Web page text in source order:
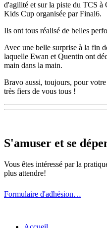
d'agilité et sur la piste du TCS à
Kids Cup organisée par Final6.
Ils ont tous réalisé de belles
Avec une belle surprise à la fin
laquelle Ewan et Quentin ont
main dans la main.
Bravo aussi, toujours, pour
très fiers de vous tous !
S'amuser et se
Vous êtes intéressé par la
plus attendre!
Formulaire d'adhésion…